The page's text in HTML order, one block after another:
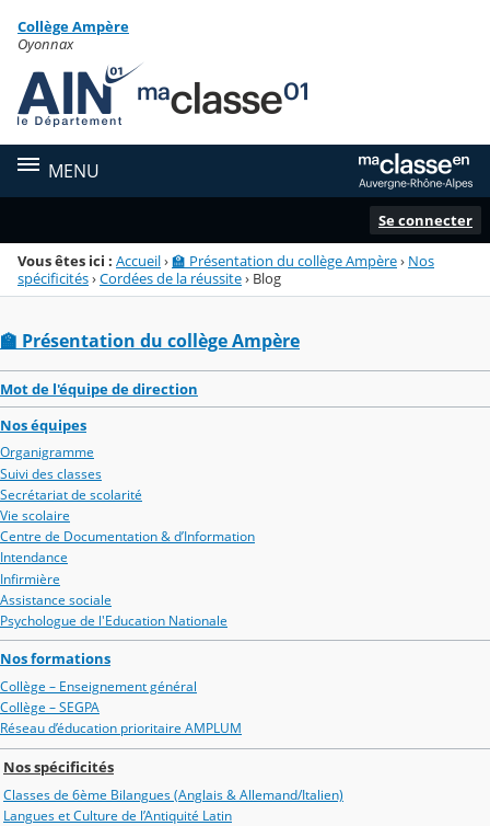
Menu de la rubrique
Contenu
Collège Ampère
Oyonnax
MENU
Se connecter
Vous êtes ici : Accueil›🏫 Présentation du collège Ampère› Nos
spécificités›Cordées de la réussite› Blog
🏫 Présentation du collège Ampère
Mot de l'équipe de direction
Nos équipes
Organigramme
Suivi des classes
Secrétariat de scolarité
Vie scolaire
Centre de Documentation & d’Information
Intendance
Infirmière
Assistance sociale
Psychologue de l'Education Nationale
Nos formations
Collège – Enseignement général
Collège – SEGPA
Réseau d’éducation prioritaire AMPLUM
Nos spécificités
Classes de 6ème Bilangues (Anglais & Allemand/Italien)
Langues et Culture de l’Antiquité Latin